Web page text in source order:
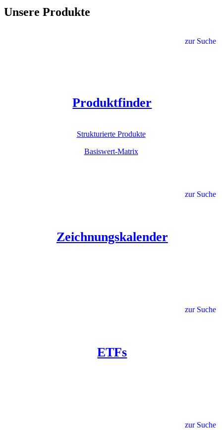
Unsere Produkte
zur Suche
Produktfinder
Strukturierte Produkte
Basiswert-Matrix
zur Suche
Zeichnungskalender
zur Suche
ETFs
zur Suche